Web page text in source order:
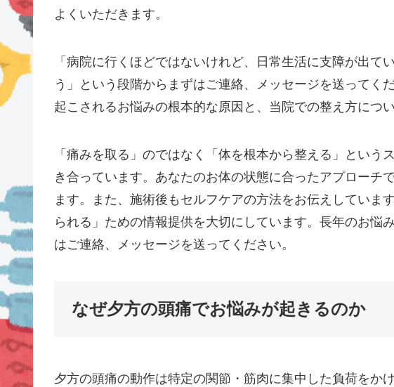
よくいただきます。
「病院に行くほどではないけれど、日常生活に支障が出て
う」という段階からまずはご連絡、メッセージを送ってく
起こされるお悩みの根本的な原因と、当院での整え方につ
「痛みを取る」のではなく「体を根本から整える」という
き合っています。あなたのお体の状態に合ったアプローチ
ます。また、施術後もセルフケアの方法をお伝えしていま
られる」ための情報提供を大切にしています。長年のお悩
はご連絡、メッセージを送ってください。
なぜ夕方の頭痛でお悩みが起きるのか
夕方の頭痛の動作は特定の関節・筋肉に集中した負荷をか